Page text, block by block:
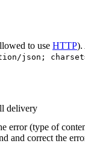
to use HTTP).
json;
delivery
error (type of
and correct the